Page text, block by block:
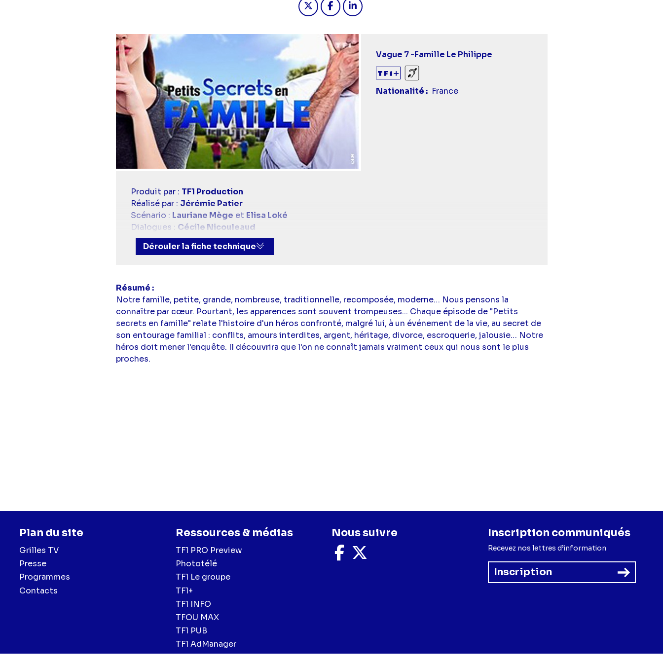
Vague 7 -Famille Le Philippe
Sourds et malentendants
Nationalité
France
Casting
simba
Produit par : TF1 Production
Réalisé par : Jérémie Patier
Scénario : Lauriane Mège et Elisa Loké
Dialogues : Cécile Nicouleaud
Scénario, adaptation et dialogues :Lauriane Mège
Avec :Maxime Storoge,Margot Lou
Dérouler la fiche technique
Résumé
Notre famille, petite, grande, nombreuse, traditionnelle, recomposée, moderne… Nous pensons la
connaître par cœur. Pourtant, les apparences sont souvent trompeuses... Chaque épisode de "Petits
secrets en famille" relate l'histoire d'un héros confronté, malgré lui, à un événement de la vie, au secret de
son entourage familial : conflits, amours interdites, argent, héritage, divorce, escroquerie, jalousie… Notre
héros doit mener l'enquête. Il découvrira que l'on ne connaît jamais vraiment ceux qui nous sont le plus
proches.
Plan du site
Grilles TV
Presse
Programmes
Contacts
Ressources & médias
TF1 PRO Preview
Phototélé
TF1 Le groupe
TF1+
TF1 INFO
TFOU MAX
TF1 PUB
TF1 AdManager
Nous suivre
Nous
suivre
Inscription communiqués
Recevez nos lettres d’information
Inscription